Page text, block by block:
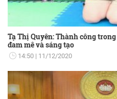
Tạ Thị Quyên: Thành công
đam mê và sáng tạo
14:50 11/12/2020